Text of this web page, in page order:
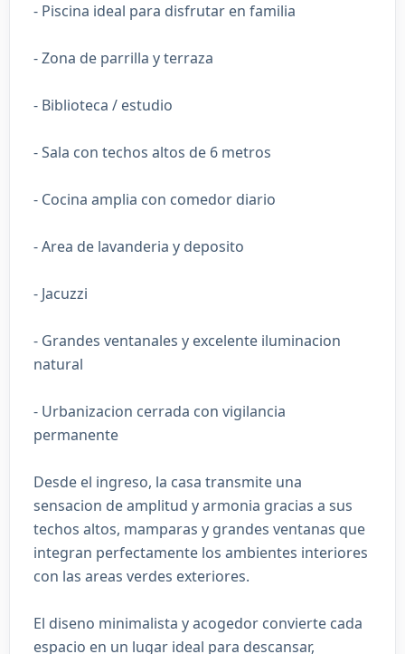
- Piscina ideal para disfrutar en familia
- Zona de parrilla y terraza
- Biblioteca / estudio
- Sala con techos altos de 6 metros
- Cocina amplia con comedor diario
- Area de lavanderia y deposito
- Jacuzzi
- Grandes ventanales y excelente iluminacion
natural
- Urbanizacion cerrada con vigilancia
permanente
Desde el ingreso, la casa transmite una
sensacion de amplitud y armonia gracias a sus
techos altos, mamparas y grandes ventanas que
integran perfectamente los ambientes interiores
con las areas verdes exteriores.
El diseno minimalista y acogedor convierte cada
espacio en un lugar ideal para descansar,